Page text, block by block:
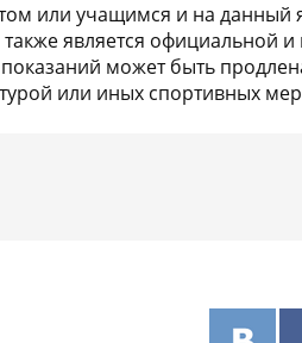
или учащимся и на данный
является официальной
может быть
или иных спортивных